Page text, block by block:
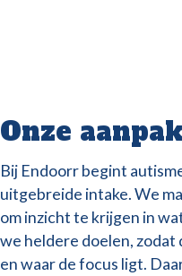
Onze aanpak
Bij Endoorr begint
uitgebreide intake. We
om inzicht te krijgen in
we heldere doelen, zodat
en waar de focus ligt.